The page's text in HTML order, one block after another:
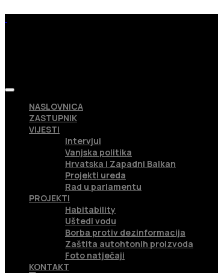
NASLOVNICA
ZASTUPNIK
VIJESTI
Intervjui
Vanjska politika
Hrvatska i Zapadni Balkan
Projekti ureda
Rad u parlamentu
PROJEKTI
Habitability
Uštedi vodu
Borba protiv dezinformacija
Zaštita autohtonih proizvoda
Foto natječaji
KONTAKT